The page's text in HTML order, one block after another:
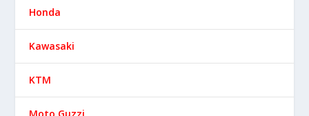
Honda
Kawasaki
KTM